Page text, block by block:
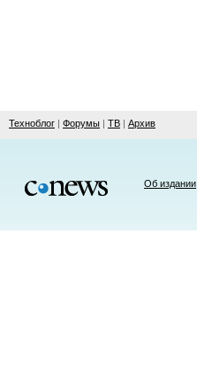
Техноблог | Форумы | ТВ | Архив
Об издании